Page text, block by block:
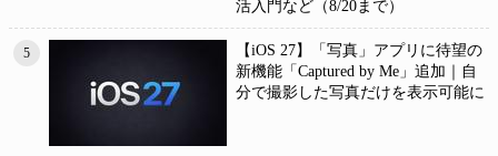
活入門など（8/20まで）
5
【iOS 27】「写真」アプリに待望の
新機能「Captured by Me」追加｜自
分で撮影した写真だけを表示可能に